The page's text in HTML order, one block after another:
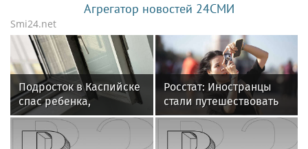
Агрегатор новостей 24СМИ
Smi24.net
Подросток в Каспийске
спас ребенка,
стоявшего на карнизе
открытого окна
Росстат: Иностранцы
стали путешествовать
по России на 20,1
процента чаще